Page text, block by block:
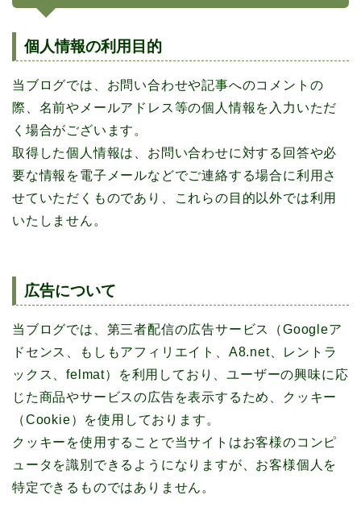
個人情報の利用目的
当ブログでは、お問い合わせや記事へのコメントの
際、名前やメールアドレス等の個人情報を入力いただ
く場合がございます。
取得した個人情報は、お問い合わせに対する回答や必
要な情報を電子メールなどでご連絡する場合に利用さ
せていただくものであり、これらの目的以外では利用
いたしません。
広告について
当ブログでは、第三者配信の広告サービス（Googleア
ドセンス、もしもアフィリエイト、A8.net、レントラ
ックス、felmat）を利用しており、ユーザーの興味に応
じた商品やサービスの広告を表示するため、クッキー
（Cookie）を使用しております。
クッキーを使用することで当サイトはお客様のコンピ
ュータを識別できるようになりますが、お客様個人を
特定できるものではありません。